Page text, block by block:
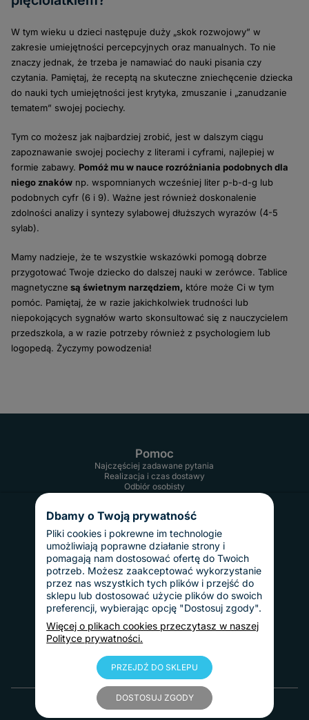
W tym wieku u dzieci następuje duży „skok rozwojowy” w
zakresie umiejętności percepcyjnych oraz manualnych. To nie
znaczy jednak, że trzeba je namawiać do nauki pisania czy
czytania. Pamiętaj, że receptą na skuteczne zniechęcenie dziecka
do nauki tych umiejętności jest krytyka, zmuszanie i „zanudzanie
tematem” swojej pociechy.
Tym co możesz jak najbardziej zrobić, jest w dalszym ciągu
zapoznawanie swojej pociechy z literami i cyframi, najlepiej w
formie zabawy. Pomóż mu w nauce rozróżniania podobnych dla
niego znaków np. wspomnianych wcześniej liter p-b-d-g lub
podobnych cyfr (6 i 9). Ważne jest również doskonalenie
zdolności analizy i syntezy sylabowej dłuższych wyrazów (4-5
sylab).
Mamy nadzieje, że te wszystkie wskazówki pomogą dobrze
przygotować Twoje dziecko do dalszej nauki w zerówce. Tablice
magnetyczne są świetnym narzędziem, które może Ci w tym
pomóc. Pamiętaj, że w razie jakichkolwiek trudności lub
niepokojących sygnałów warto skonsultować się z nauczycielem
przedszkola, a w razie potrzeby również z psychologiem lub
logopedą. Życzymy powodzenia!
Pomoc
Najczęściej zadawane pytania
Realizacja i czas dostawy
Odbiór osobisty
Informacje
Regulamin
Reklamacje i zwroty
Gwarancja
Polityka prywatności
Dostawy i płatności
Koszty dostawy
InPost Pay
Sposoby płatności
O nas
Kontakt
Informacje o firmie
Nasze realizacje
Blog
© 2010 - 2025 Tablice Magnetyczne
Dbamy o Twoją prywatność
Pliki cookies i pokrewne im technologie
umożliwiają poprawne działanie strony i
pomagają nam dostosować ofertę do Twoich
potrzeb. Możesz zaakceptować wykorzystanie
przez nas wszystkich tych plików i przejść do
sklepu lub dostosować użycie plików do swoich
preferencji, wybierając opcję "Dostosuj zgody".
Więcej o plikach cookies przeczytasz w naszej
Polityce prywatności.
PRZEJDŹ DO SKLEPU
DOSTOSUJ ZGODY